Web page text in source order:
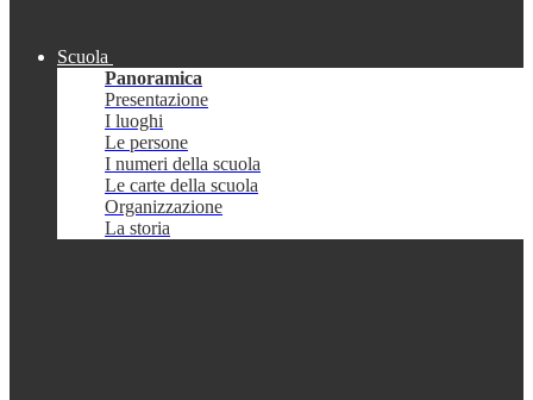
Scuola
Panoramica
Presentazione
I luoghi
Le persone
I numeri della scuola
Le carte della scuola
Organizzazione
La storia